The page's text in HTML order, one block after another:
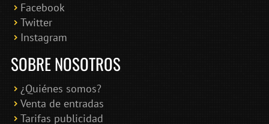
Facebook
Twitter
Instagram
SOBRE NOSOTROS
¿Quiénes somos?
Venta de entradas
Tarifas publicidad